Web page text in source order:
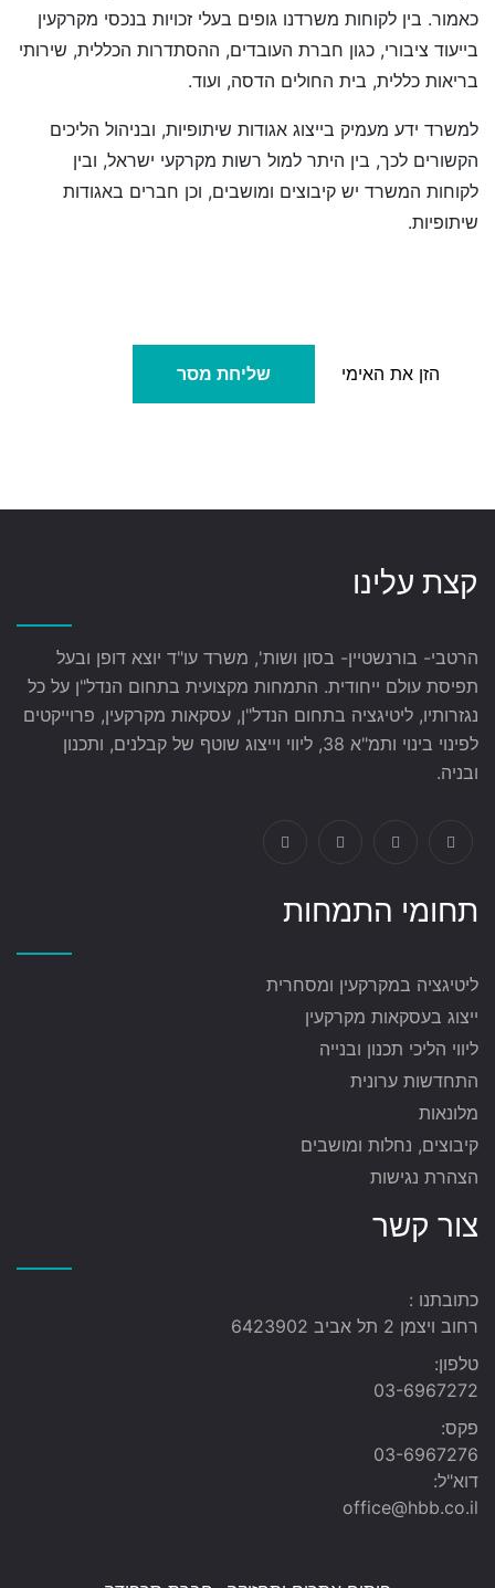
כאמור. בין לקוחות משרדנו גופים בעלי זכויות בנכסי מקרקעין
בייעוד ציבורי, כגון חברת העובדים, ההסתדרות הכללית, שירותי
בריאות כללית, בית החולים הדסה, ועוד.
למשרד ידע מעמיק בייצוג אגודות שיתופיות, ובניהול הליכים
הקשורים לכך, בין היתר למול רשות מקרקעי ישראל, ובין
לקוחות המשרד יש קיבוצים ומושבים, וכן חברים באגודות
שיתופיות.
שליחת מסר
קצת עלינו
הרטבי- בורנשטיין- בסון ושות', משרד עו"ד יוצא דופן ובעל
תפיסת עולם ייחודית. התמחות מקצועית בתחום הנדל"ן על כל
נגזרותיו, ליטיגציה בתחום הנדל"ן, עסקאות מקרקעין, פרוייקטים
לפינוי בינוי ותמ"א 38, ליווי וייצוג שוטף של קבלנים, ותכנון
ובניה.
תחומי התמחות
ליטיגציה במקרקעין ומסחרית
ייצוג בעסקאות מקרקעין
ליווי הליכי תכנון ובנייה
התחדשות ערונית
מלונאות
קיבוצים, נחלות ומושבים
הצהרת נגישות
צור קשר
כתובתנו :
רחוב ויצמן 2 תל אביב 6423902
טלפון:
03-6967272
פקס:
03-6967276
דוא"ל:
office@hbb.co.il